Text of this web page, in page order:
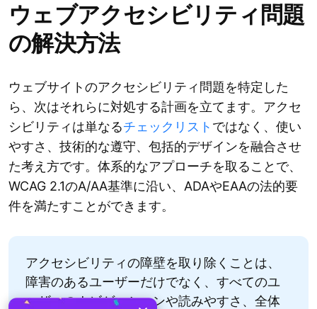
ウェブアクセシビリティ問題
の解決方法
ウェブサイトのアクセシビリティ問題を特定した
ら、次はそれらに対処する計画を立てます。アクセ
シビリティは単なるチェックリスト ではなく、使い
やすさ、技術的な遵守、包括的デザインを融合させ
た考え方です。体系的なアプローチを取ることで、
WCAG 2.1のA/AA基準に沿い、ADAやEAAの法的要
件を満たすことができます。
アクセシビリティの障壁を取り除くことは、
障害のあるユーザーだけでなく、すべてのユ
ーザーのナビゲーションや読みやすさ、全体